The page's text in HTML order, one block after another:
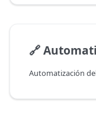
🔗
Automatización